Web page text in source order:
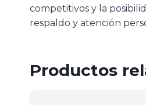
competitivos y la
respaldo y atención
Productos